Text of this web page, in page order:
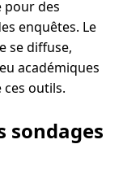
pour des
enquêtes. Le
se diffuse,
académiques
outils.
sondages